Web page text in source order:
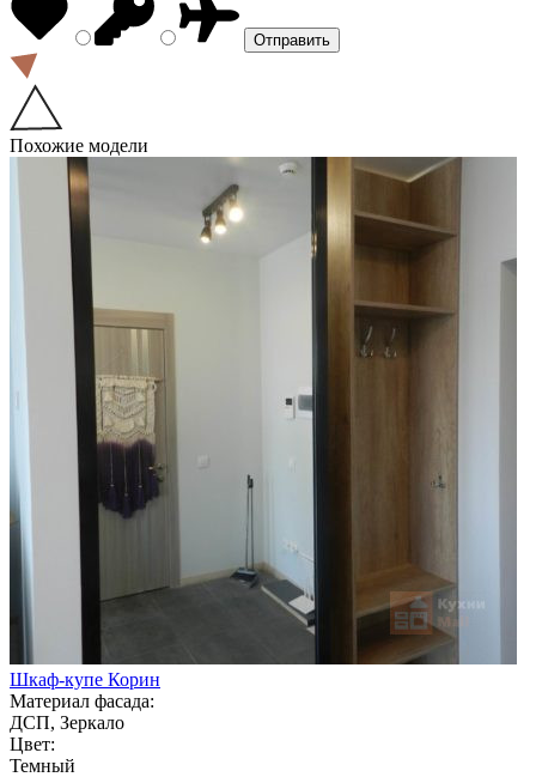
Похожие модели
Шкаф-купе Корин
Материал фасада:
ДСП, Зеркало
Цвет:
Темный